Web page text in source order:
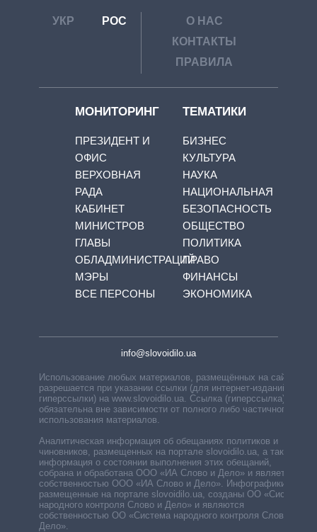
УКР РОС
О НАС
КОНТАКТЫ
ПРАВИЛА
МОНИТОРИНГ
ПРЕЗИДЕНТ И
ОФИС
ВЕРХОВНАЯ
РАДА
КАБИНЕТ
МИНИСТРОВ
ГЛАВЫ
ОБЛАДМИНИСТРАЦИЙ
МЭРЫ
ВСЕ ПЕРСОНЫ
ТЕМАТИКИ
БИЗНЕС
КУЛЬТУРА
НАУКА
НАЦИОНАЛЬНАЯ
БЕЗОПАСНОСТЬ
ОБЩЕСТВО
ПОЛИТИКА
ПРАВО
ФИНАНСЫ
ЭКОНОМИКА
info@slovoidilo.ua
Использование любых материалов, размещённых на сайте,
разрешается при указании ссылки (для интернет-изданий —
гиперссылки) на www.slovoidilo.ua. Ссылка (гиперссылка)
обязательна вне зависимости от полного либо частичного
использования материалов.
Аналитическая информация об обещаниях политиков и
чиновников, размещенных на портале slovoidilo.ua, а также
информация о состоянии выполнения этих обещаний,
собрана и обработана ООО «ИА Слово и Дело» и является
собственностью ООО «ИА Слово и Дело». Инфографики,
размещенные на портале slovoidilo.ua, созданы ОО «Система
народного контроля Слово и Дело» и являются
собственностью ОО «Система народного контроля Слово и
Дело».